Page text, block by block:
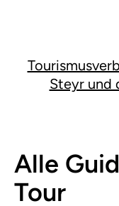
Steyr und
Alle
Tour